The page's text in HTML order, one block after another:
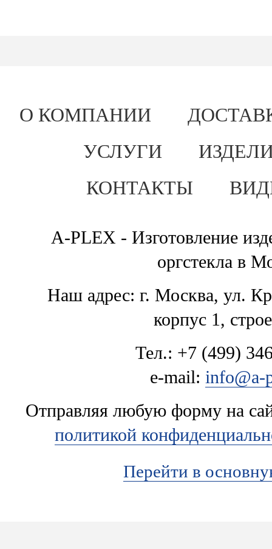
О КОМПАНИИ
УСЛУГИ
КОНТАКТЫ
A-PLEX - Изготовление
оргстекла в
Наш адрес: г. Москва, ул.
корпус 1,
Тел.: +7 (499)
e-mail: info@a-
Отправляя любую форму на
политикой
Перейти в